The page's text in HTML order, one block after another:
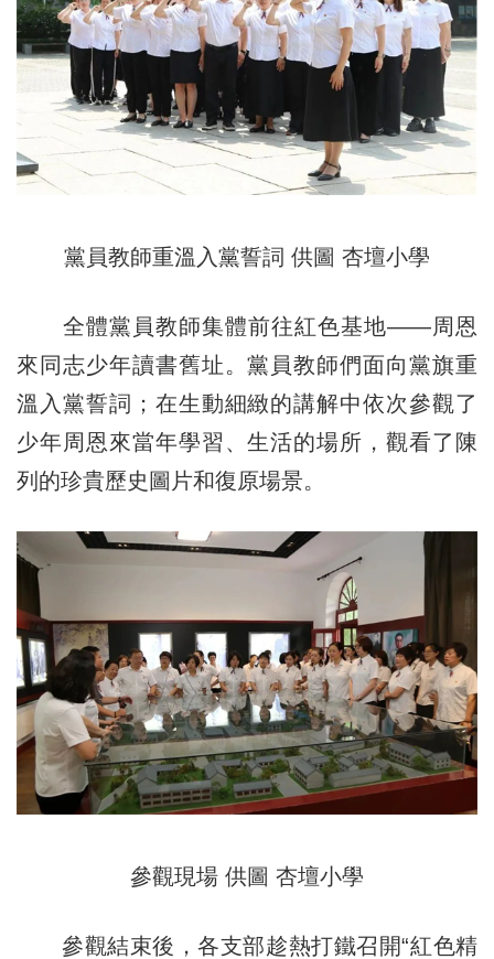
黨員教師重溫入黨誓詞 供圖 杏壇小學
全體黨員教師集體前往紅色基地——周恩
來同志少年讀書舊址。黨員教師們面向黨旗重
溫入黨誓詞；在生動細緻的講解中依次參觀了
少年周恩來當年學習、生活的場所，觀看了陳
列的珍貴歷史圖片和復原場景。
參觀現場 供圖 杏壇小學
參觀結束後，各支部趁熱打鐵召開“紅色精